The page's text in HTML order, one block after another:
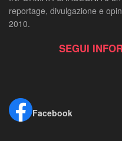
reportage, divulgazione e
2010.
SEGUI
Facebook